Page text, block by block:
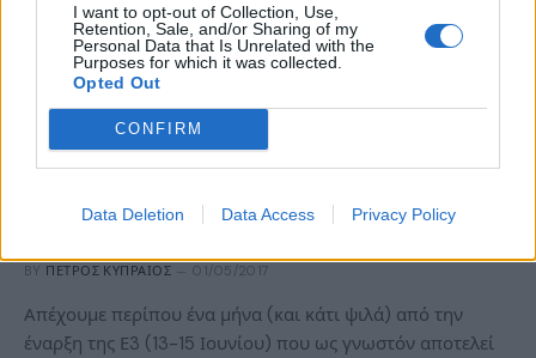
I want to opt-out of Collection, Use,
Retention, Sale, and/or Sharing of my
Personal Data that Is Unrelated with the
Purposes for which it was collected.
Opted Out
CONFIRM
Data Deletion Data Access Privacy Policy
ΝΈΑ
Η Oculus δεν θα βρίσκεται στην E3 2017
(κι είναι η πρώτη φορά μετά το 2014)!
BY ΠΈΤΡΟΣ ΚΥΠΡΑΊΟΣ 01/05/2017
Απέχουμε περίπου ένα μήνα (και κάτι ψιλά) από την
έναρξη της Ε3 (13-15 Ιουνίου) που ως γνωστόν αποτελεί